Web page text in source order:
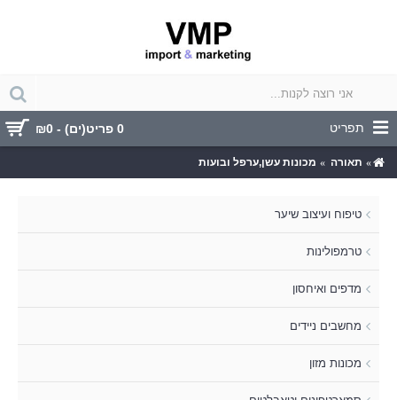
0 פריט(ים) - ₪0 תפריט
תאורה מכונות עשן,ערפל ובועות
טיפוח ועיצוב שיער
טרמפולינות
מדפים ואיחסון
מחשבים ניידים
מכונות מזון